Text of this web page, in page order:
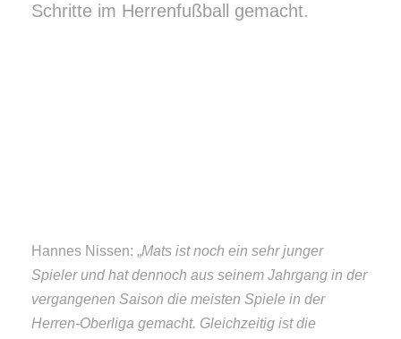
Schritte im Herrenfußball gemacht.
Hannes Nissen: „Mats ist noch ein sehr junger
Spieler und hat dennoch aus seinem Jahrgang in der
vergangenen Saison die meisten Spiele in der
Herren-Oberliga gemacht. Gleichzeitig ist die